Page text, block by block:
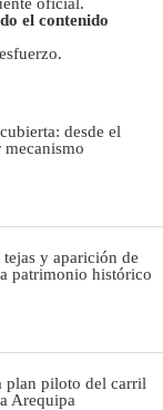
el contenido
desde el
y aparición de
patrimonio histórico
plan piloto del carril
Arequipa